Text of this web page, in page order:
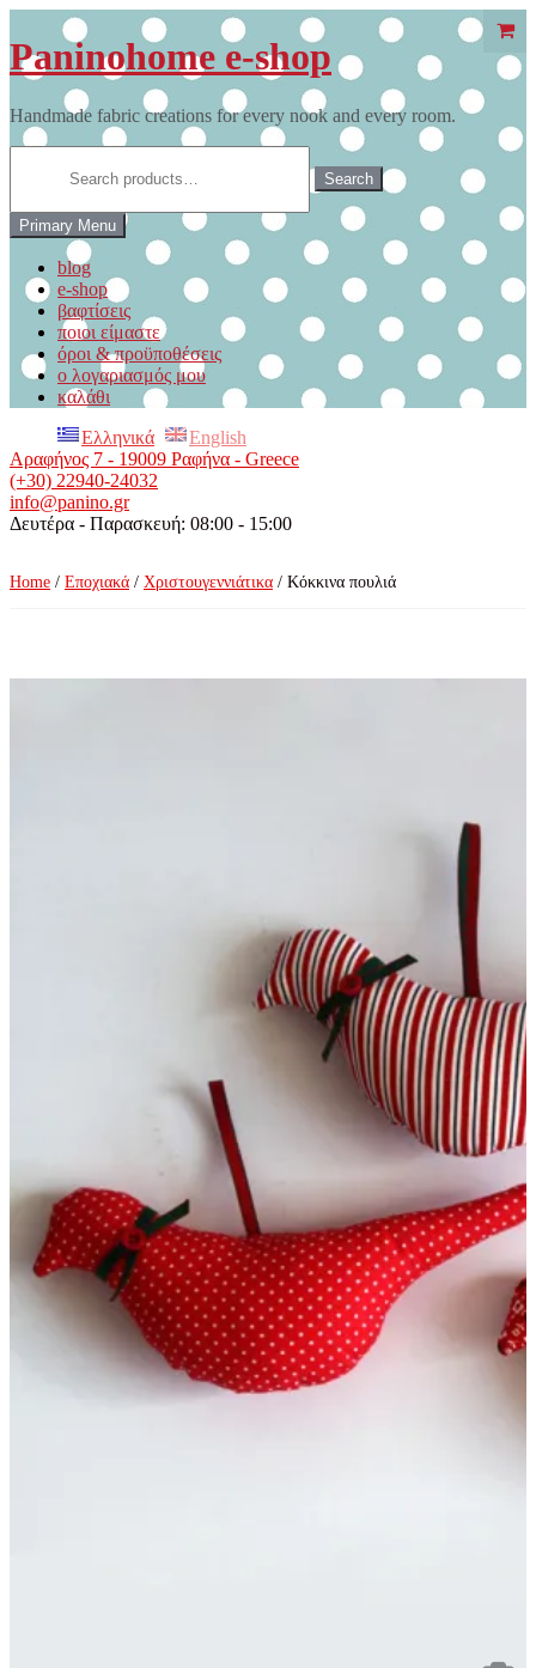
to
content
Paninohome e-shop
Handmade fabric creations for every nook and every room.
Search
Primary Menu
blog
e-shop
βαφτίσεις
ποιοι είμαστε
όροι & προϋποθέσεις
ο λογαριασμός μου
καλάθι
Ελληνικά
English
Αραφήνος 7 - 19009 Ραφήνα - Greece
(+30) 22940-24032
info@panino.gr
Δευτέρα - Παρασκευή: 08:00 - 15:00
Home / Εποχιακά / Χριστουγεννιάτικα / Κόκκινα πουλιά